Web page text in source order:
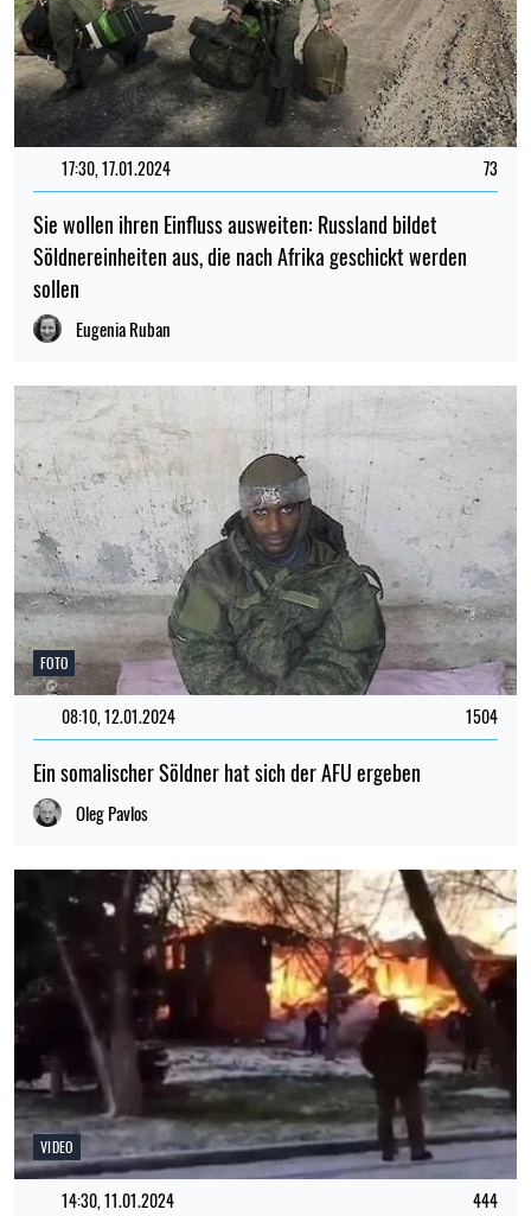
17:30, 17.01.2024 73
Sie wollen ihren Einfluss ausweiten: Russland bildet
Söldnereinheiten aus, die nach Afrika geschickt werden
sollen
Eugenia Ruban
FOTO
08:10, 12.01.2024 1504
Ein somalischer Söldner hat sich der AFU ergeben
Oleg Pavlos
VIDEO
14:30, 11.01.2024 444